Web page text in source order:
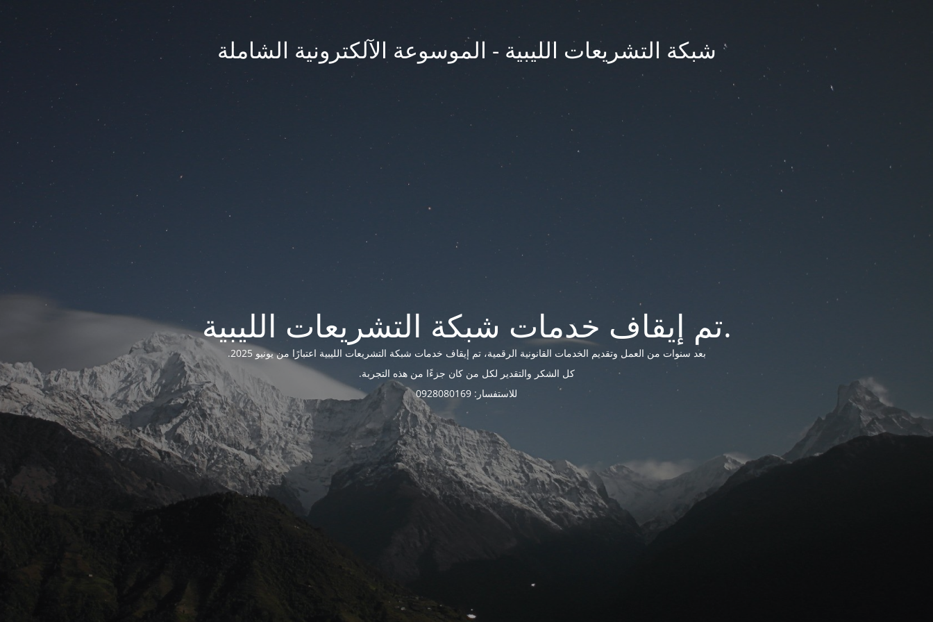
شبكة التشريعات الليبية - الموسوعة الآلكترونية الشاملة
تم إيقاف خدمات شبكة التشريعات الليبية.
بعد سنوات من العمل وتقديم الخدمات القانونية الرقمية، تم إيقاف خدمات شبكة التشريعات الليبية اعتبارًا من يونيو 2025.
كل الشكر والتقدير لكل من كان جزءًا من هذه التجربة.
للاستفسار: 0928080169